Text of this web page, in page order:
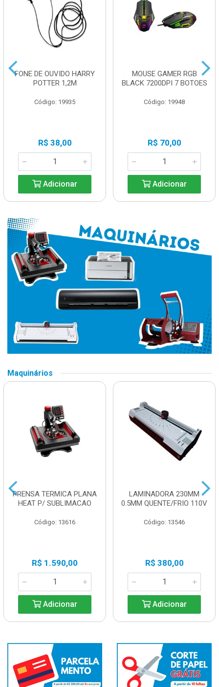
FONE DE OUVIDO HARRY
POTTER 1,2M
Código: 19935
R$ 38,00
Adicionar
MOUSE GAMER RGB
BLACK 7200DPI 7 BOTOES
Código: 19948
R$ 70,00
Adicionar
Maquinários
PRENSA TERMICA PLANA
HEAT P/ SUBLIMACAO
Código: 13616
R$ 1.590,00
Adicionar
LAMINADORA 230MM
0.5MM QUENTE/FRIO 110V
Código: 13546
R$ 380,00
Adicionar